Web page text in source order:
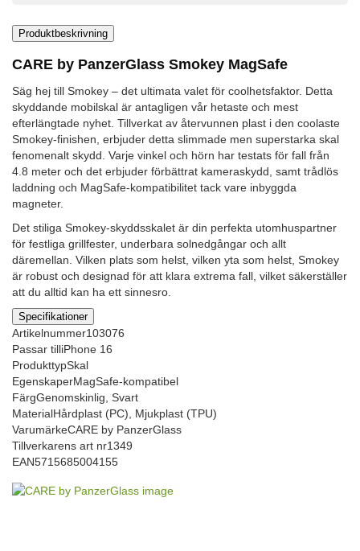
Produktbeskrivning
CARE by PanzerGlass Smokey MagSafe
Säg hej till Smokey – det ultimata valet för coolhetsfaktor. Detta
skyddande mobilskal är antagligen vår hetaste och mest
efterlängtade nyhet. Tillverkat av återvunnen plast i den coolaste
Smokey-finishen, erbjuder detta slimmade men superstarka skal
fenomenalt skydd. Varje vinkel och hörn har testats för fall från
4.8 meter och det erbjuder förbättrat kameraskydd, samt trådlös
laddning och MagSafe-kompatibilitet tack vare inbyggda
magneter.
Det stiliga Smokey-skyddsskalet är din perfekta utomhuspartner
för festliga grillfester, underbara solnedgångar och allt
däremellan. Vilken plats som helst, vilken yta som helst, Smokey
är robust och designad för att klara extrema fall, vilket säkerställer
att du alltid kan ha ett sinnesro.
Specifikationer
Artikelnummer103076
Passar tilliPhone 16
ProdukttypSkal
EgenskaperMagSafe-kompatibel
FärgGenomskinlig, Svart
MaterialHårdplast (PC), Mjukplast (TPU)
VarumärkeCARE by PanzerGlass
Tillverkarens art nr1349
EAN5715685004155